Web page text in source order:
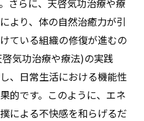
より、体の自然治癒力が引
ている組織の修復が進むの
気功治療や療法)の実践
、日常生活における機能性
的です。このように、エネ
による不快感を和らげるだ